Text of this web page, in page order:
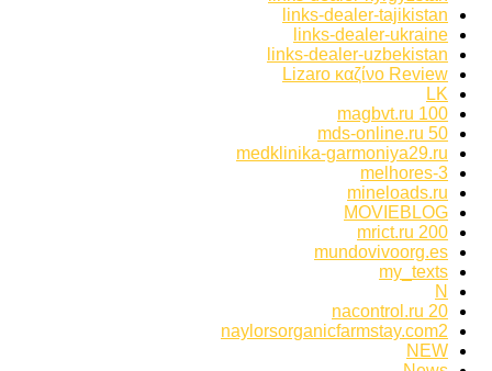
links-dealer-tajikistan
links-dealer-ukraine
links-dealer-uzbekistan
Lizaro καζίνο Review
LK
magbvt.ru 100
mds-online.ru 50
medklinika-garmoniya29.ru
melhores-3
mineloads.ru
MOVIEBLOG
mrict.ru 200
mundovivoorg.es
my_texts
N
nacontrol.ru 20
naylorsorganicfarmstay.com2
NEW